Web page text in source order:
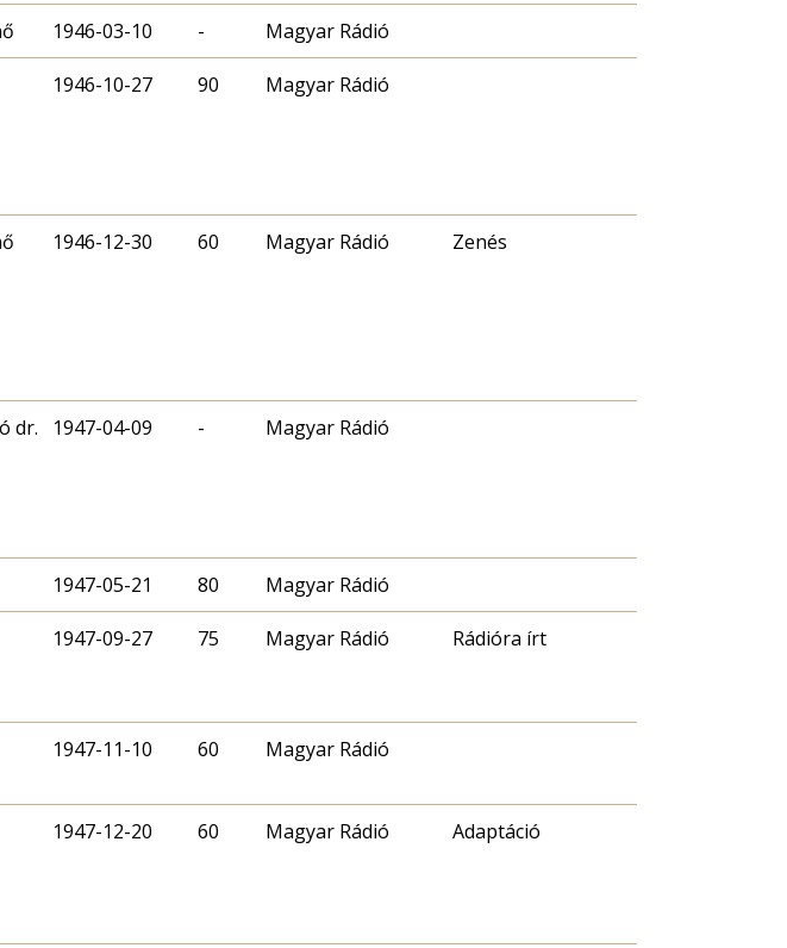
1946-03-10 - Magyar Rádió
1946-10-27 90 Magyar Rádió
1946-12-30 60 Magyar Rádió Zenés
dr. 1947-04-09 - Magyar Rádió
1947-05-21 80 Magyar Rádió
1947-09-27 75 Magyar Rádió Rádióra írt
1947-11-10 60 Magyar Rádió
1947-12-20 60 Magyar Rádió Adaptáció